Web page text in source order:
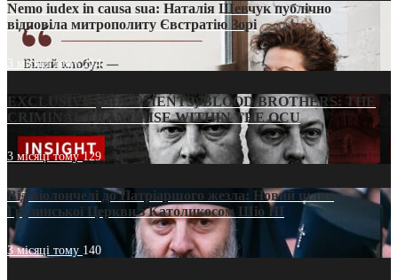
Nemo iudex in causa sua: Наталія Шевчук публічно
відповіла митрополиту Євстратію Зорі
3 місяці тому214
EXCLUSIVE (DOCUMENTS)/BLOOD BROTHERS: THE
CRIMINAL FRANCHISE WITHIN THE OCU
3 місяці тому129
Від віолончелі до Патріаршого жезла: Новий шлях
Грузинської Церкви з Католикосом Шіо III
3 місяці тому 140